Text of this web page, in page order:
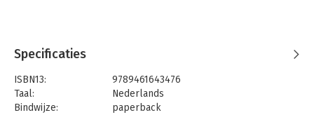
Specificaties
ISBN13:
9789461643476
Taal:
Nederlands
Bindwijze:
paperback